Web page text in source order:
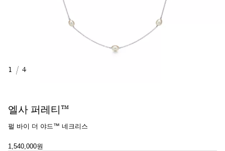
1 / 4
엘사 퍼레티™
펄 바이 더 야드™ 네크리스
1,540,000원